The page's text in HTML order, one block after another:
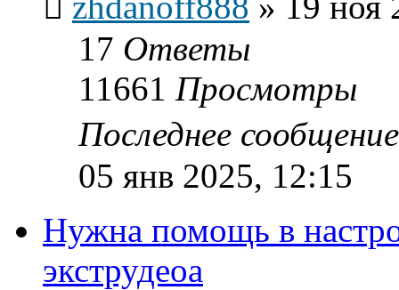
17 Ответы
11661 Просмотры
Последнее
05 янв 2025, 12:15
Нужна помощь в
экструдеоа